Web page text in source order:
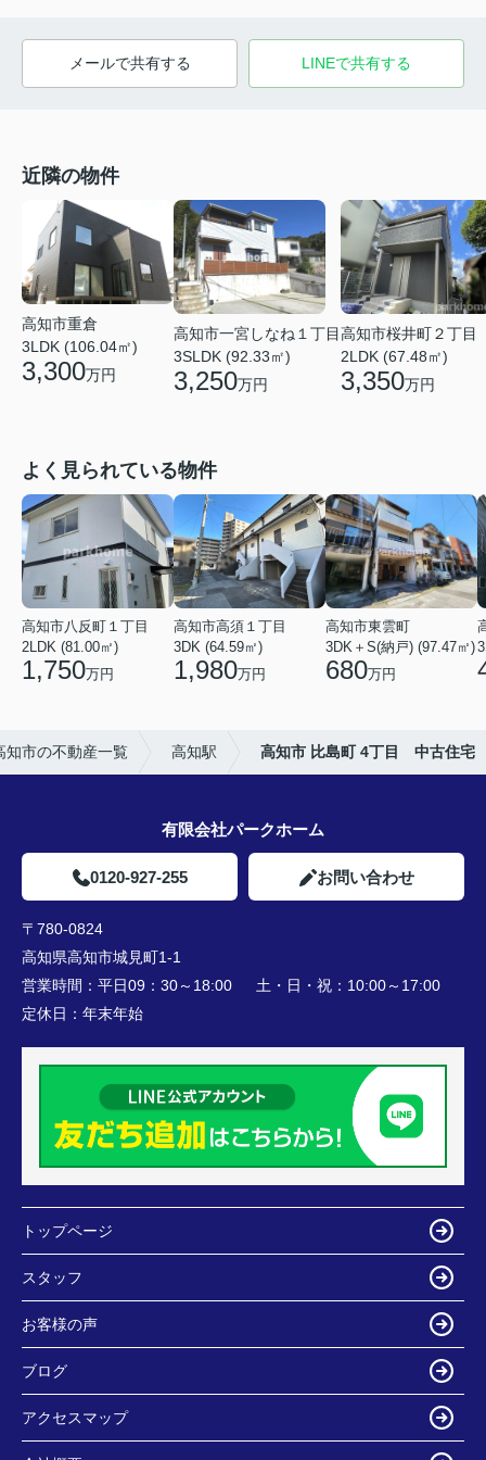
メールで共有する LINEで共有する
近隣の物件
高知市重倉
3LDK (106.04㎡)
3,300万円
高知市一宮しなね１丁目
3SLDK (92.33㎡)
3,250万円
高知市桜井町２丁目
2LDK (67.48㎡)
3,350万円
よく見られている物件
高知市八反町１丁目
2LDK (81.00㎡)
1,750万円
高知市高須１丁目
3DK (64.59㎡)
1,980万円
高知市東雲町
3DK＋S(納戸) (97.47㎡)
680万円
知市の不動産一覧 高知駅 高知市 比島町 4丁目 中古住宅
有限会社パークホーム
0120-927-255 お問い合わせ
〒780-0824
高知県高知市城見町1-1
営業時間： 平日09：30～18:00 土・日・祝：10:00～17:00
定休日： 年末年始
トップページ
スタッフ
お客様の声
ブログ
アクセスマップ